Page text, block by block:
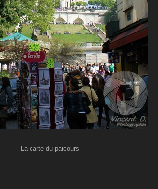
La carte du parcours